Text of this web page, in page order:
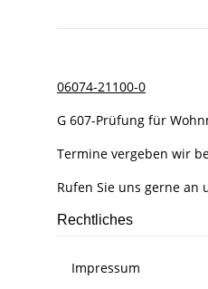
06074-21100-0
G 607-Prüfung für
Termine vergeben wir
Rufen Sie uns gerne an
Rechtliches
Impressum